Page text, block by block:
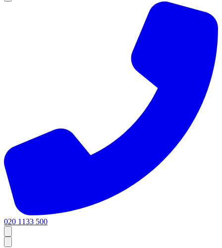
020 1133 500